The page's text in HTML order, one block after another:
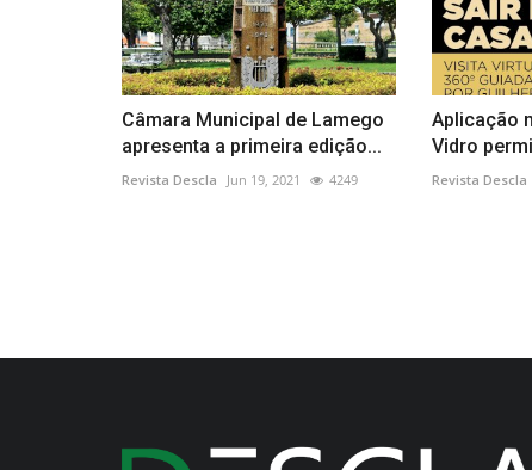
Câmara Municipal de Lamego
apresenta a primeira edição...
Revista Descla Jun 19, 2021 4249
Aplicação
Vidro
Revista Descla